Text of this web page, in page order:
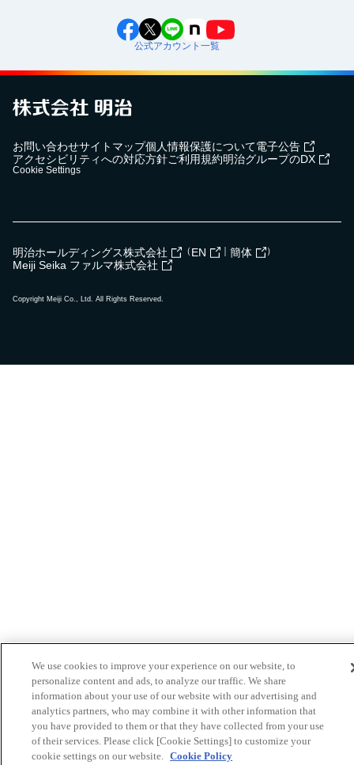
公式アカウント一覧
お問い合わせサイトマップ個人情報保護について電子公告
アクセシビリティへの対応方針ご利用規約明治グループのDX
Cookie Settings
明治ホールディングス株式会社 （ EN ｜ 簡体 ）
Meiji Seika ファルマ株式会社
Copyright Meiji Co., Ltd. All Rights Reserved.
We use cookies to improve your experience on our website, to
personalize content and ads, to analyze our traffic. We share
information about your use of our website with our advertising and
analytics partners, who may combine it with other information that
you have provided to them or that they have collected from your use
of their services. Please click [Cookie Settings] to customize your
cookie settings on our website. Cookie Policy